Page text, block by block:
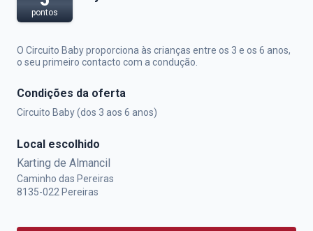
pontos
O Circuito Baby proporciona às crianças entre os 3 e os 6 anos,
o seu primeiro contacto com a condução.
Condições da oferta
Circuito Baby (dos 3 aos 6 anos)
Local escolhido
Karting de Almancil
Caminho das Pereiras
8135-022 Pereiras